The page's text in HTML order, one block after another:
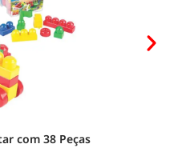
com 38 Peças